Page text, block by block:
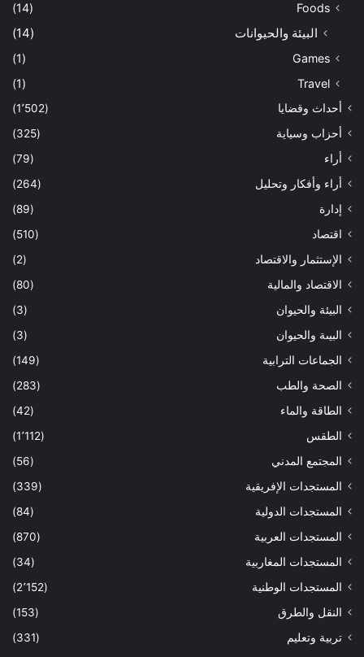
Foods
(14)
البيئة والحيوانات (14)
Games
(1)
Travel
(1)
أحداث وقضايا
(1٬502)
أحزاب وسياية
(325)
أراء
(79)
أراء وأفكار وتحليل
(264)
إدارة
(89)
اقتصاد
(510)
الإستثمار والاقتصاد
(2)
الاقتصاد والمالية
(80)
البيئة والحيوان
(3)
البيىة والحيوان
(3)
الجماعات الترابية
(149)
الصحة والطب
(283)
الطاقة والماء
(42)
الطقس
(1٬112)
المجتمع المدني
(56)
المستجدات الإفريقية
(339)
المستجدات الدولية
(84)
المستجدات العربية
(870)
المستجدات المغاربية
(34)
المستجدات الوطنية
(2٬152)
النقل والطرق
(153)
تربية وتعليم
(331)